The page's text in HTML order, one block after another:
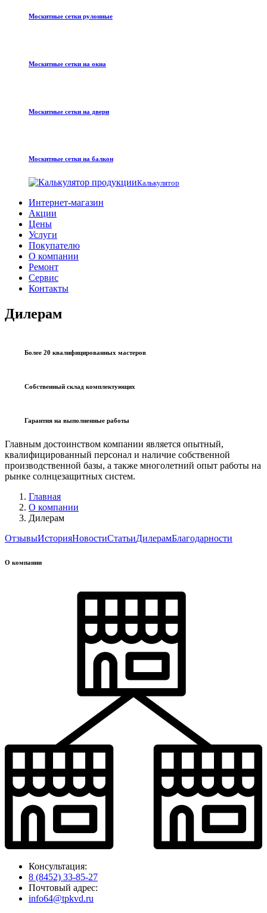
Москитные сетки рулонные
Москитные сетки на окна
Москитные сетки на двери
Москитные сетки на балкон
Калькулятор
Интернет-магазин
Акции
Цены
Услуги
Покупателю
О компании
Ремонт
Сервис
Контакты
Дилерам
Более 20 квалифицированных мастеров
Собственный склад комплектующих
Гарантия на выполненные работы
Главным достоинством компании является опытный,
квалифицированный персонал и наличие собственной
производственной базы, а также многолетний опыт работы на
рынке солнцезащитных систем.
Главная
О компании
Дилерам
ОтзывыИсторияНовостиСтатьиДилерамБлагодарности
О компании
Консультация:
8 (8452) 33-85-27
Почтовый адрес:
info64@tpkvd.ru